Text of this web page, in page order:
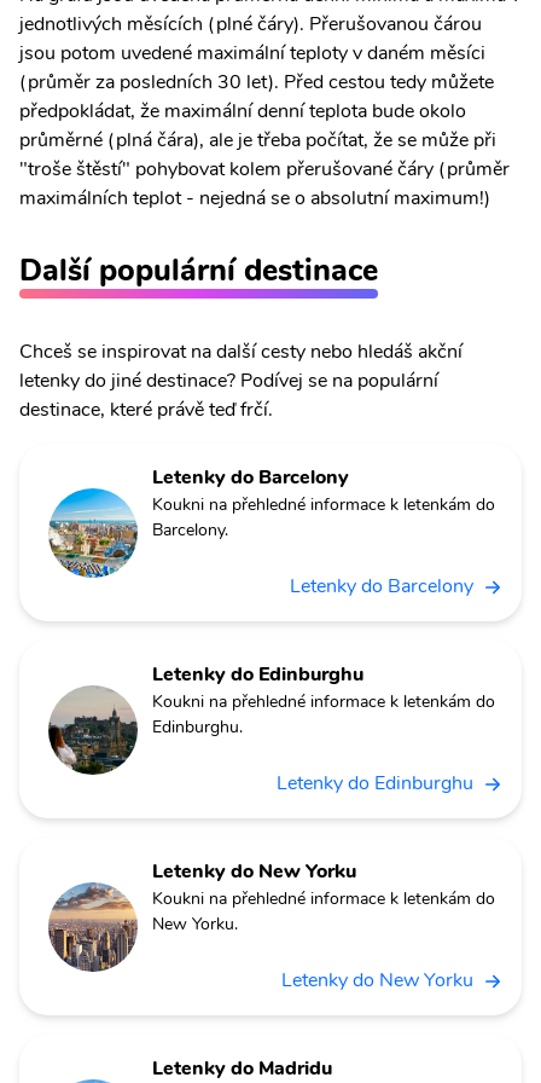
jednotlivých měsících (plné čáry). Přerušovanou čárou
jsou potom uvedené maximální teploty v daném měsíci
(průměr za posledních 30 let). Před cestou tedy můžete
předpokládat, že maximální denní teplota bude okolo
průměrné (plná čára), ale je třeba počítat, že se může při
"troše štěstí" pohybovat kolem přerušované čáry (průměr
maximálních teplot - nejedná se o absolutní maximum!)
Další populární destinace
Chceš se inspirovat na další cesty nebo hledáš akční
letenky do jiné destinace? Podívej se na populární
destinace, které právě teď frčí.
Letenky do Barcelony
Koukni na přehledné informace k letenkám do
Barcelony.
Letenky do Barcelony
Letenky do Edinburghu
Koukni na přehledné informace k letenkám do
Edinburghu.
Letenky do Edinburghu
Letenky do New Yorku
Koukni na přehledné informace k letenkám do
New Yorku.
Letenky do New Yorku
Letenky do Madridu